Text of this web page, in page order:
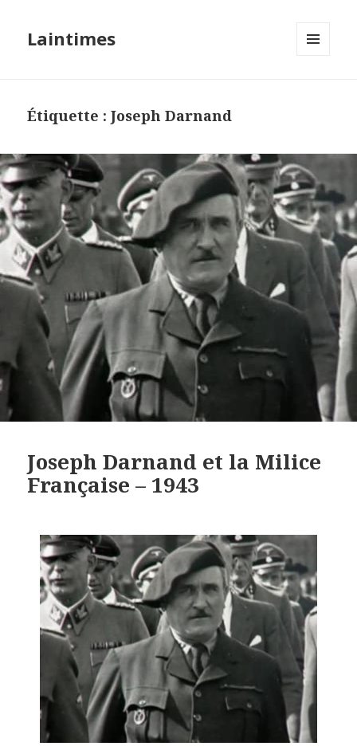
Laintimes
Étiquette :Joseph Darnand
Joseph Darnand et la Milice
Française – 1943